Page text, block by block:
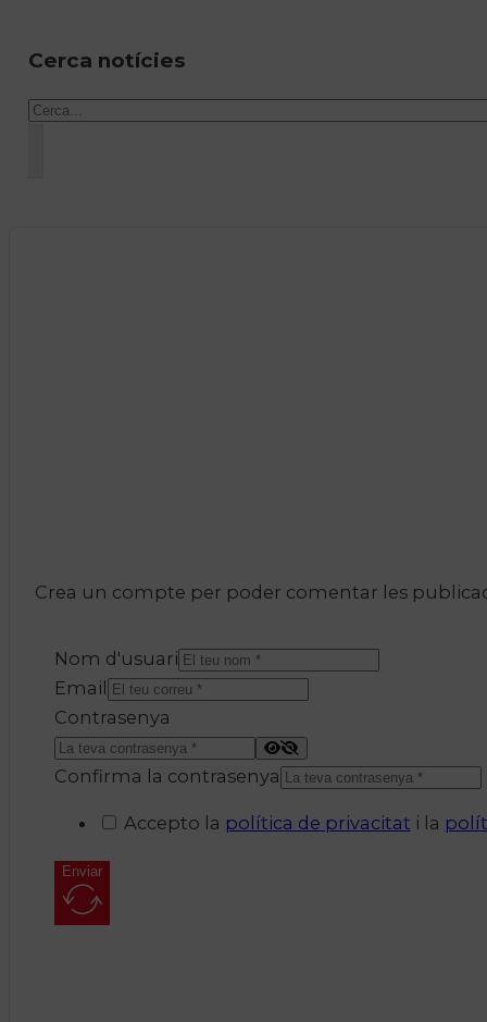
Cerca notícies
Cercar
Crea un compte per poder comentar les
Nom d'usuari
Email
Contrasenya
Confirma la contrasenya
Accepto la política de privacitat i la
Enviar